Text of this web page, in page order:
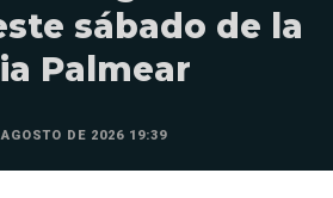
sábado de la
Palmear
DE 2026 19:39